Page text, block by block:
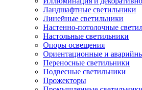
Ландшафтные светильники
Линейные светильники
Настенно-потолочные
Настольные светильники
Опоры освещения
Ориентационные и
Переносные светильники
Подвесные светильники
Прожекторы